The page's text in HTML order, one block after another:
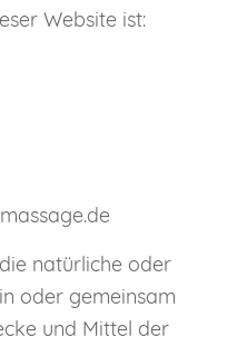
Website ist:
natürliche oder
oder gemeinsam
und Mittel der